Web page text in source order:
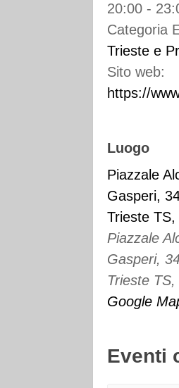
20:00 -
Categoria
Trieste e
Sito web:
https://
Luogo
Piazzale
Gasperi,
Trieste TS,
Piazzale
Gasperi,
Trieste
Google
Eventi